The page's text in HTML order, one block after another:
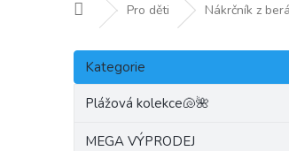
Domů Pro děti Nákrčník z
P
s
Přeskočit
kategorie
Kategorie
Plážová kolekce🐚🌺
MEGA VÝPRODEJ